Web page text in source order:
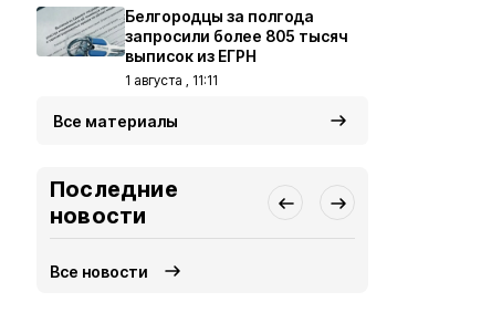
Белгородцы за полгода
запросили более 805 тысяч
выписок из ЕГРН
1 августа , 11:11
Все материалы
Последние
новости
Все новости